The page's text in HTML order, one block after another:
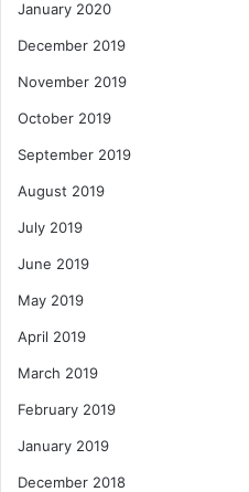
January 2020
December 2019
November 2019
October 2019
September 2019
August 2019
July 2019
June 2019
May 2019
April 2019
March 2019
February 2019
January 2019
December 2018